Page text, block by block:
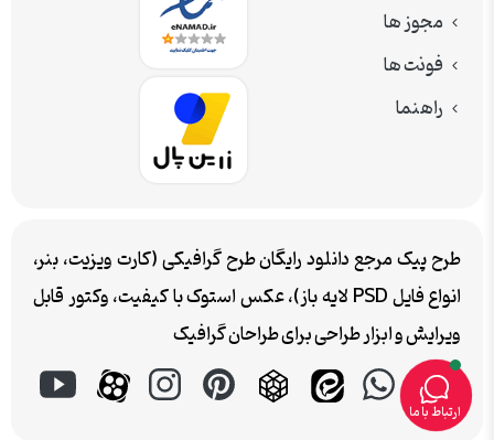
مجوز ها
فونت ها
راهنما
طرح پیک مرجع دانلود رایگان طرح گرافیکی (کارت ویزیت، بنر،
انواع فایل PSD لایه باز)، عکس استوک با کیفیت، وکتور قابل
ویرایش و ابزار طراحی برای طراحان گرافیک
ارتباط با ما